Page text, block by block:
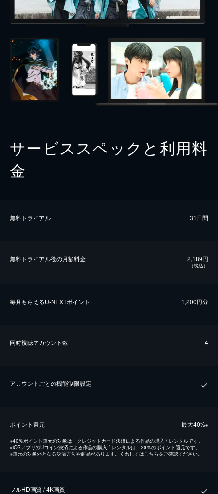
サービススペックと利用料
金
無料トライアル 31日間
無料トライアル後の⽉額料金 2,189円
（税込）
毎⽉もらえるU-NEXTポイント 1,200円分
同時視聴アカウント数 4
アカウントごとの機能制限設定
ポイント還元 最⼤40%※
※40％ポイント還元の対象は、クレジットカード決済による作品の購入 / レンタルです。
※iOSアプリのUコイン決済による作品の購入 / レンタルは、20％のポイント還元です。
※還元の対象外となる決済方法や商品があります。くわしくはこちらをご確認ください。
フルHD画質 / 4K画質